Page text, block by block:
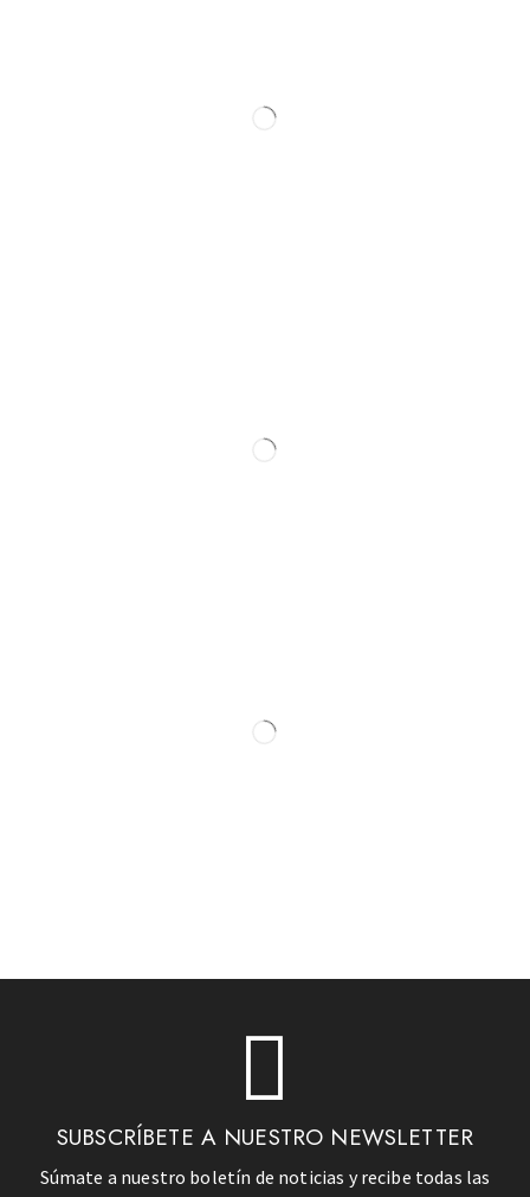
SUBSCRÍBETE A NUESTRO NEWSLETTER
Súmate a nuestro boletín de noticias y recibe todas las